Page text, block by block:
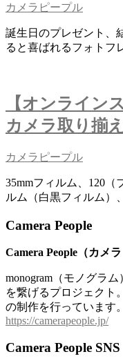
カメラピープル
誕生日のプレゼント、
ると喜ばれるフォト
【オンライン
カメラ取り揃
カメラピープル
35mmフィルム、120（
ルム（白黒フィルム
Camera People
Camera People（カメラ
monogram（モノグラ
を繋げるプロジェクト
の制作を行っています。
https://camerapeople.jp/
Camera People SNS